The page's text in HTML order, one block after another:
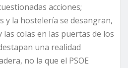
acciones;
y la hostelería se desangran,
las colas en las puertas de los
una realidad
no la que el PSOE